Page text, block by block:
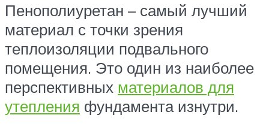
Пенополиуретан – самый лучший
материал с точки зрения
теплоизоляции подвального
помещения. Это один из наиболее
перспективных материалов для
утепления фундамента изнутри.